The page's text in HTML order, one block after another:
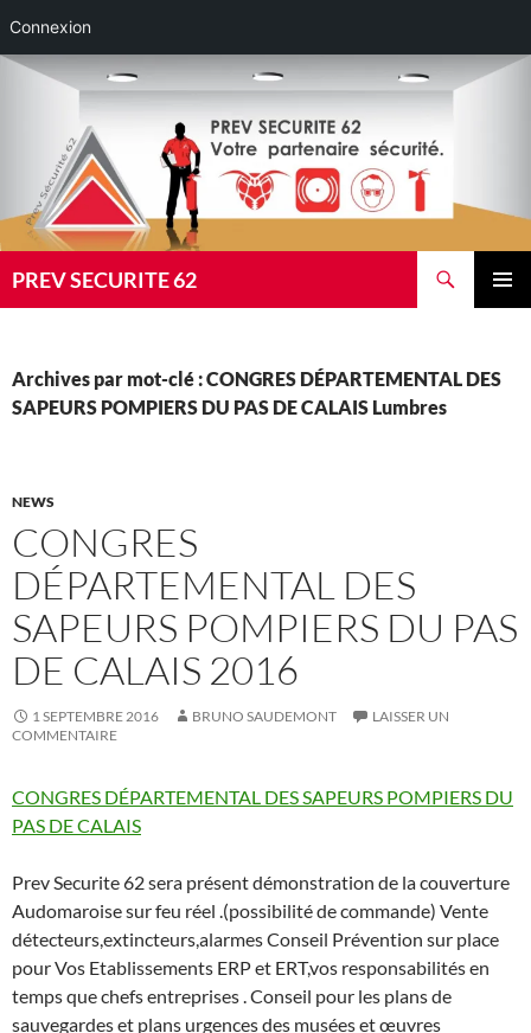
Connexion
Aller
PREV SECURITE 62
Archives par mot-clé : CONGRES DÉPARTEMENTAL DES
SAPEURS POMPIERS DU PAS DE CALAIS Lumbres
NEWS
CONGRES
DÉPARTEMENTAL DES
SAPEURS POMPIERS DU PAS
DE CALAIS 2016
1 SEPTEMBRE 2016 BRUNO SAUDEMONT
LAISSER UN
COMMENTAIRE
CONGRES DÉPARTEMENTAL DES SAPEURS POMPIERS DU
PAS DE CALAIS
Prev Securite 62 sera présent démonstration de la couverture
Audomaroise sur feu réel .(possibilité de commande) Vente
détecteurs,extincteurs,alarmes Conseil Prévention sur place
pour Vos Etablissements ERP et ERT,vos responsabilités en
temps que chefs entreprises . Conseil pour les plans de
sauvegardes et plans urgences des musées et œuvres